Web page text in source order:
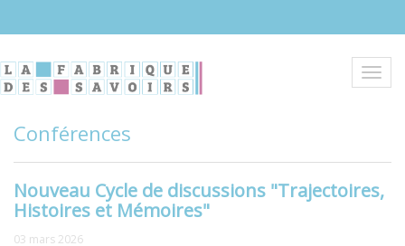
principal
Conférences
Nouveau Cycle de discussions "Trajectoires,
Histoires et Mémoires"
03 mars 2026